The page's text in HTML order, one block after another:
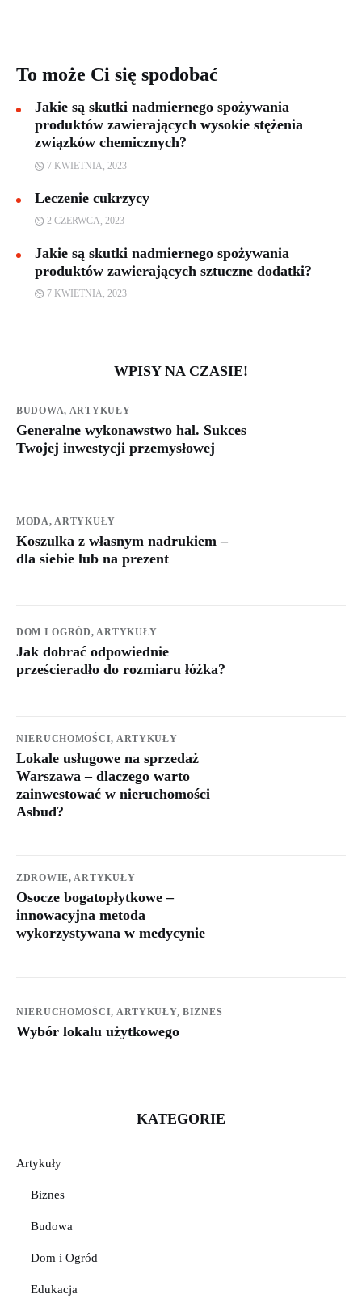
To może Ci się spodobać
Jakie są skutki nadmiernego spożywania
produktów zawierających wysokie stężenia
związków chemicznych?
7 KWIETNIA, 2023
Leczenie cukrzycy
2 CZERWCA, 2023
Jakie są skutki nadmiernego spożywania
produktów zawierających sztuczne dodatki?
7 KWIETNIA, 2023
WPISY NA CZASIE!
BUDOWA, ARTYKUŁY
Generalne wykonawstwo hal. Sukces
Twojej inwestycji przemysłowej
MODA, ARTYKUŁY
Koszulka z własnym nadrukiem –
dla siebie lub na prezent
DOM I OGRÓD, ARTYKUŁY
Jak dobrać odpowiednie
prześcieradło do rozmiaru łóżka?
NIERUCHOMOŚCI, ARTYKUŁY
Lokale usługowe na sprzedaż
Warszawa – dlaczego warto
zainwestować w nieruchomości
Asbud?
ZDROWIE,ARTYKUŁY
Osocze bogatopłytkowe –
innowacyjna metoda
wykorzystywana w medycynie
NIERUCHOMOŚCI, ARTYKUŁY,BIZNES
Wybór lokalu użytkowego
KATEGORIE
Artykuły
Biznes
Budowa
Dom i Ogród
Edukacja